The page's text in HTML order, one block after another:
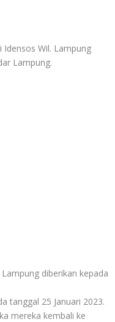
Idensos Wil. Lampung
Lampung.
diberikan kepada
tanggal 25 Januari 2023.
mereka kembali ke